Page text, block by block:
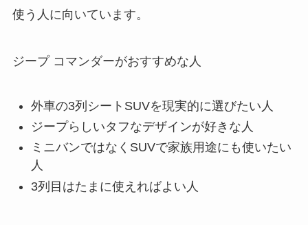
使う人に向いています。
ジープ コマンダーがおすすめな人
外車の3列シートSUVを現実的に選びたい人
ジープらしいタフなデザインが好きな人
ミニバンではなくSUVで家族用途にも使いたい
人
3列目はたまに使えればよい人